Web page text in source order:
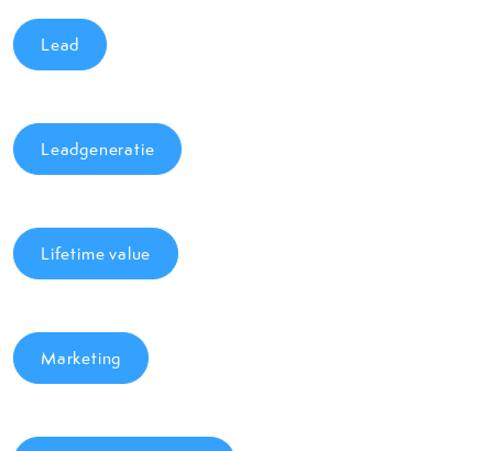
Lead
Leadgeneratie
Lifetime value
Marketing